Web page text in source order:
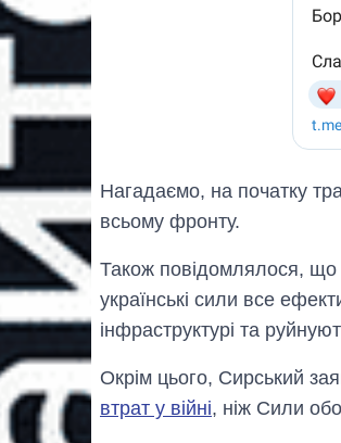
Нагадаємо, на початку
всьому фронту.
Також повідомлялося, що
українські сили все
інфраструктурі та
Окрім цього, Сирський
втрат у війні, ніж Сили